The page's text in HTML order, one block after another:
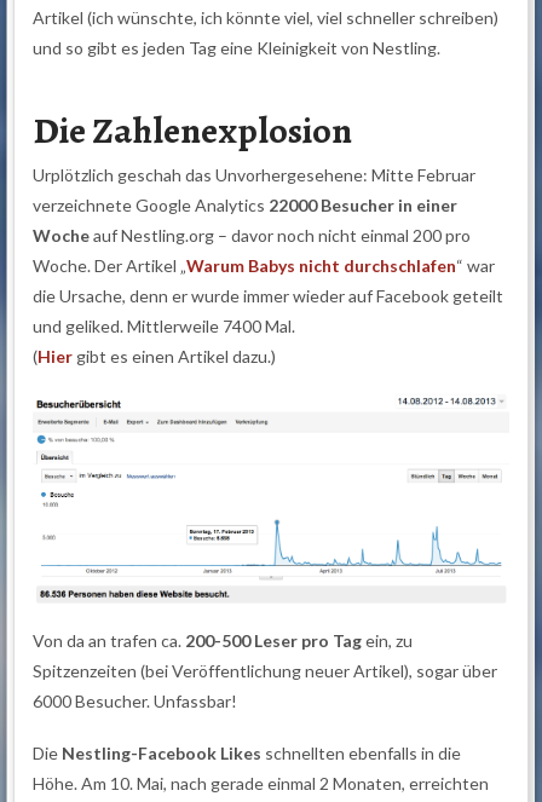
Artikel (ich wünschte, ich könnte viel, viel schneller schreiben)
und so gibt es jeden Tag eine Kleinigkeit von Nestling.
Die Zahlenexplosion
Urplötzlich geschah das Unvorhergesehene: Mitte Februar
verzeichnete Google Analytics 22000 Besucher in einer
Wocheauf Nestling.org – davor noch nicht einmal 200 pro
Woche. Der Artikel „Warum Babys nicht durchschlafen“ war
die Ursache, denn er wurde immer wieder auf Facebook geteilt
und geliked. Mittlerweile 7400 Mal.
(Hier gibt es einen Artikel dazu.)
Von da an trafen ca. 200-500 Leser pro Tagein, zu
Spitzenzeiten (bei Veröffentlichung neuer Artikel), sogar über
6000 Besucher. Unfassbar!
Die Nestling-Facebook Likes schnellten ebenfalls in die
Höhe. Am 10. Mai, nach gerade einmal 2 Monaten, erreichten